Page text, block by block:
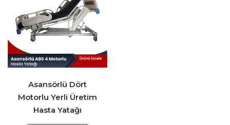
Asansörlü Dört
Motorlu Yerli Üretim
Hasta Yatağı